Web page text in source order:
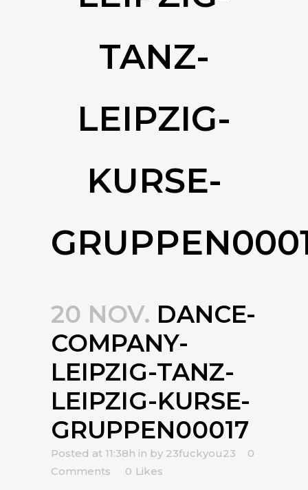
TANZ-
LEIPZIG-
KURSE-
20 NOV. DANCE-
COMPANY-
LEIPZIG-TANZ-
LEIPZIG-KURSE-
GRUPPEN00017
Posted at 11:38h in by 23fuckyou23
0
Comments
0 Likes